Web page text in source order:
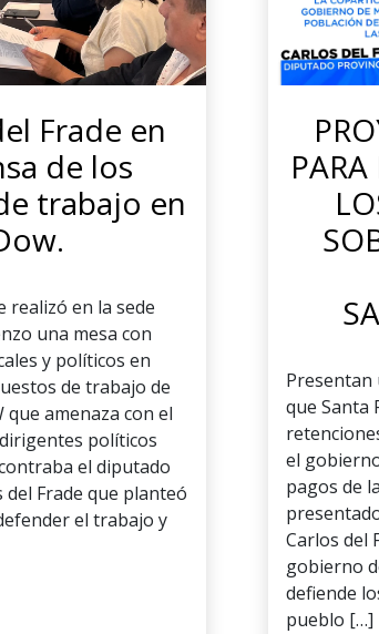
Frade en
de los
trabajo en
realizó en la sede
una mesa con
y políticos en
de trabajo de
que amenaza con el
políticos
el diputado
Frade que planteó
el trabajo y
Presentan
que Santa
el
pagos de
Carlos del
gobierno
defiende
pueblo […]